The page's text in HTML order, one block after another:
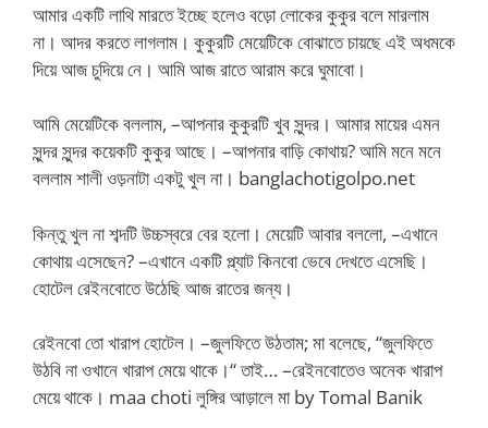
আমার একটি লাথি মারতে ইচ্ছে হলেও বড়ো লোকের কুকুর বলে মারলাম
না। আদর করতে লাগলাম। কুকুরটি মেয়েটিকে বোঝাতে চায়ছে এই অধমকে
দিয়ে আজ চুদিয়ে নে। আমি আজ রাতে আরাম করে ঘুমাবো।
আমি মেয়েটিকে বললাম, –আপনার কুকুরটি খুব সুন্দর। আমার মায়ের এমন
সুন্দর সুন্দর কয়েকটি কুকুর আছে। –আপনার বাড়ি কোথায়? আমি মনে মনে
বললাম শালী ওড়নাটা একটু খুল না। banglachotigolpo.net
কিন্তু খুল না শব্দটি উচ্চস্বরে বের হলো। মেয়েটি আবার বললো, –এখানে
কোথায় এসেছেন? –এখানে একটি প্ল্যাট কিনবো ভেবে দেখতে এসেছি।
হোটেল রেইনবোতে উঠেছি আজ রাতের জন্য।
রেইনবো তো খারাপ হোটেল। –জুলফিতে উঠতাম; মা বলেছে, “জুলফিতে
উঠবি না ওখানে খারাপ মেয়ে থাকে।“ তাই… –রেইনবোতেও অনেক খারাপ
মেয়ে থাকে। maa choti লুঙ্গির আড়ালে মা by Tomal Banik